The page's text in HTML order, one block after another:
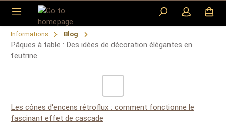
Skip to main content
Informations Blog
Pâques à table : Des idées de décoration élégantes en
feutrine
Les cônes d'encens rétroflux : comment fonctionne le
fascinant effet de cascade